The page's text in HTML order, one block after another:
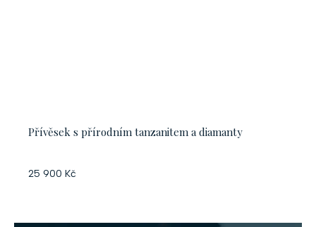
Přívěsek s přírodním tanzanitem a diamanty
25 900 Kč